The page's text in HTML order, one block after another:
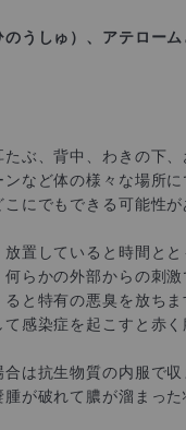
うしゅ）、アテロー
ぶ、背中、わきの下
など体の様々な場所
にでもできる可能性が
置していると時間とと
らかの外部からの刺激
と特有の悪臭を放ちま
感染症を起こすと赤
は抗生物質の内服で
が破れて膿が溜まった